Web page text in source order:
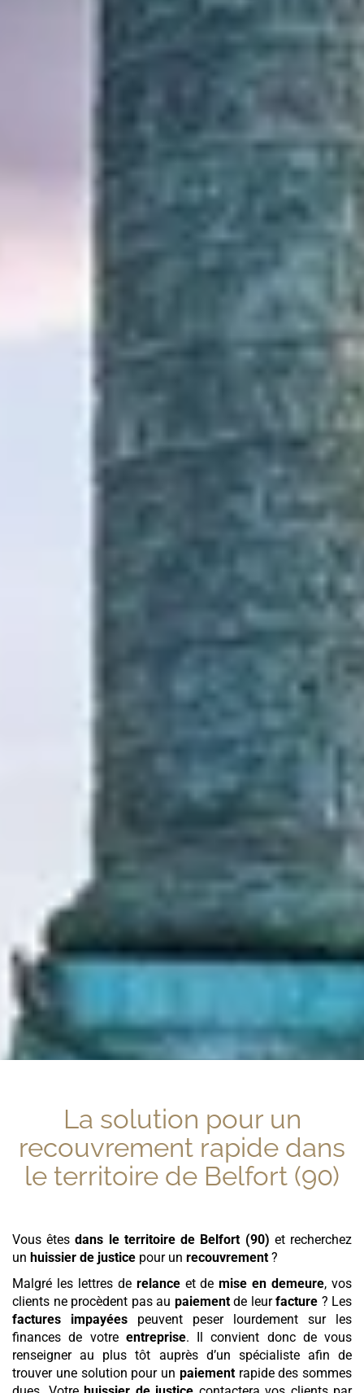
La solution pour un
recouvrement rapide dans
le territoire de Belfort (90)
Vous êtesdans le territoire de Belfort (90) et recherchez
un huissier de justice pour un recouvrement ?
Malgré les lettres de relanceet demise en demeure, vos
clients ne procèdent pas au paiementde leurfacture ? Les
factures
impayées peuvent peser lourdement sur les
finances de votre entreprise. Il convient donc de vous
renseigner au plus tôt auprès d’un spécialiste afin de
trouver une solution pour un paiementrapide des sommes